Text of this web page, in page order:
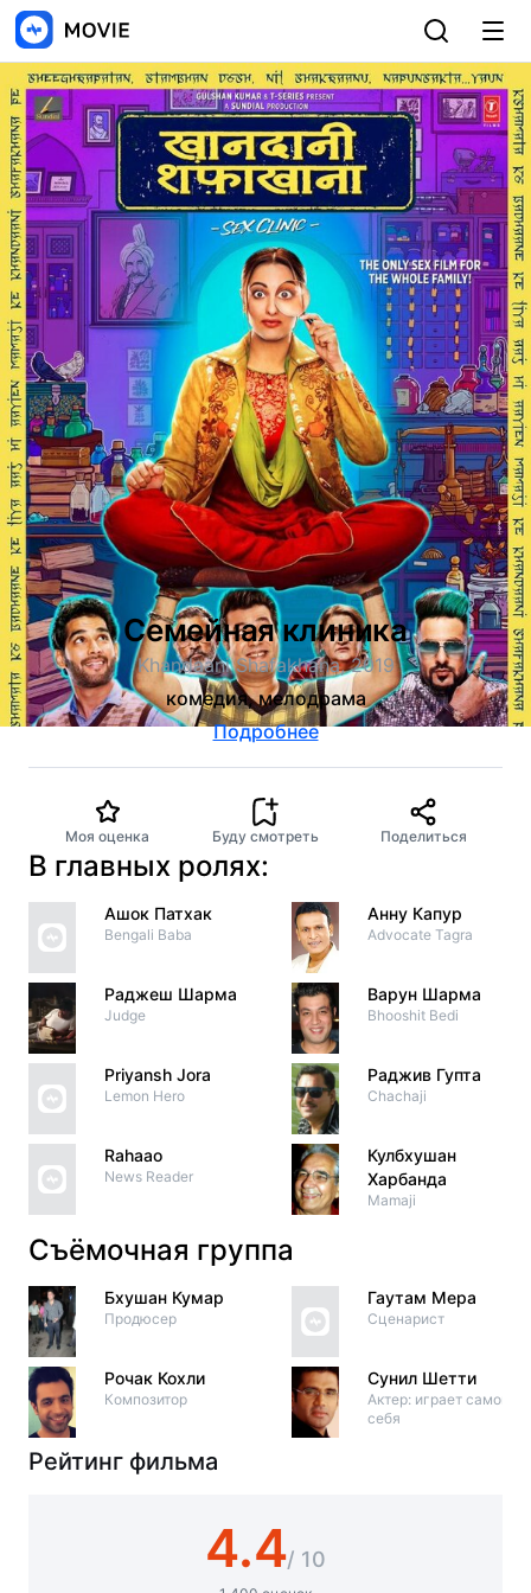
Семейная клиника
Khandaani Shafakhana, 2019
комедия, мелодрама
Подробнее
Моя оценка Буду смотреть Поделиться
В главных ролях:
Ашок Патхак
Bengali Baba
Раджеш Шарма
Judge
Priyansh Jora
Lemon Hero
Rahaao
News Reader
Анну Капур
Advocate Tagra
Варун Шарма
Bhooshit Bedi
Раджив Гупта
Chachaji
Кулбхушан
Харбанда
Mamaji
Съёмочная группа
Бхушан Кумар
Продюсер
Рочак Кохли
Композитор
Гаутам Мера
Сценарист
Сунил Шетти
Актер: играет самого
себя
Рейтинг фильма
4.4/ 10